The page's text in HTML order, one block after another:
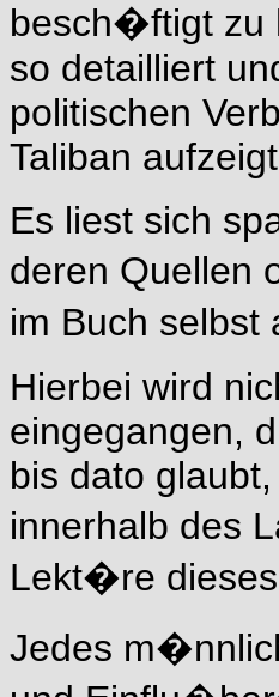
besch�ftigt zu
so detailliert
politischen
Taliban
Es liest sich
deren Quellen
im Buch
Hierbei wird
eingegangen,
bis dato
innerhalb des
Lekt�re
Jedes